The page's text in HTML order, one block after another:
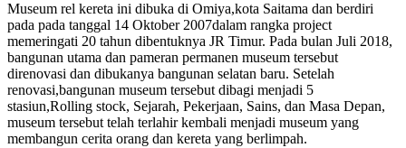
Museum rel kereta ini dibuka di Omiya,kota Saitama dan berdiri
pada pada tanggal 14 Oktober 2007dalam rangka project
memeringati 20 tahun dibentuknya JR Timur. Pada bulan Juli 2018,
bangunan utama dan pameran permanen museum tersebut
direnovasi dan dibukanya bangunan selatan baru. Setelah
renovasi,bangunan museum tersebut dibagi menjadi 5
stasiun,Rolling stock, Sejarah, Pekerjaan, Sains, dan Masa Depan,
museum tersebut telah terlahir kembali menjadi museum yang
membangun cerita orang dan kereta yang berlimpah.